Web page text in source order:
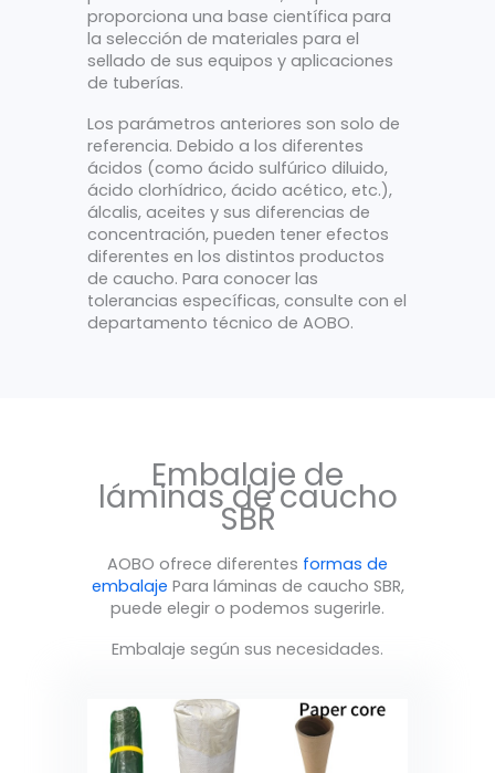
proporciona una base científica para
la selección de materiales para el
sellado de sus equipos y aplicaciones
de tuberías.
Los parámetros anteriores son solo de
referencia. Debido a los diferentes
ácidos (como ácido sulfúrico diluido,
ácido clorhídrico, ácido acético, etc.),
álcalis, aceites y sus diferencias de
concentración, pueden tener efectos
diferentes en los distintos productos
de caucho. Para conocer las
tolerancias específicas, consulte con el
departamento técnico de AOBO.
Embalaje de
láminas de caucho
SBR
AOBO ofrece diferentes formas de
embalaje Para láminas de caucho SBR,
puede elegir o podemos sugerirle.
Embalaje según sus necesidades.